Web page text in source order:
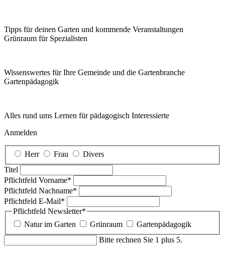
Tipps für deinen Garten und kommende Veranstaltungen
Grünraum für Spezialisten
Wissenswertes für Ihre Gemeinde und die Gartenbranche
Garten­pädagogik
Alles rund ums Lernen für pädagogisch Interessierte
Anmelden
Herr Frau
Divers
Titel
Pflichtfeld Vorname*
Pflichtfeld Nachname*
Pflichtfeld E-Mail*
Pflichtfeld Newsletter*
Natur im Garten
Grünraum
Gartenpädagogik
Bitte rechnen Sie 1 plus 5.